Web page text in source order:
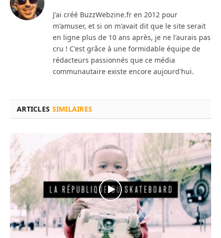
J'ai créé BuzzWebzine.fr en 2012 pour
m'amuser, et si on m'avait dit que le site serait
en ligne plus de 10 ans après, je ne l'aurais pas
cru ! C'est grâce à une formidable équipe de
rédacteurs passionnés que ce média
communautaire existe encore aujourd'hui.
ARTICLES SIMILAIRES